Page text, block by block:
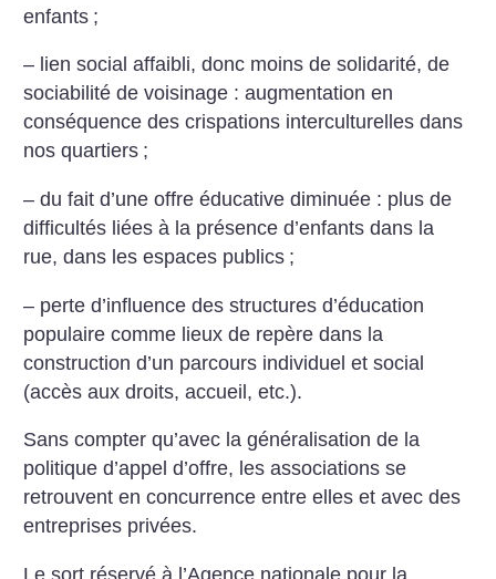
enfants ;
– lien social affaibli, donc moins de solidarité, de
sociabilité de voisinage : augmentation en
conséquence des crispations interculturelles dans
nos quartiers ;
– du fait d’une offre éducative diminuée : plus de
difficultés liées à la présence d’enfants dans la
rue, dans les espaces publics ;
– perte d’influence des structures d’éducation
populaire comme lieux de repère dans la
construction d’un parcours individuel et social
(accès aux droits, accueil, etc.).
Sans compter qu’avec la généralisation de la
politique d’appel d’offre, les associations se
retrouvent en concurrence entre elles et avec des
entreprises privées.
Le sort réservé à l’Agence nationale pour la